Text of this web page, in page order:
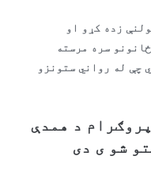
زده کړو او
سره مرسته
چې له رواني ستونزو
د همدې
شو ی دی